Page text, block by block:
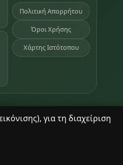
για τη διαχείριση
Πολιτική Απορρήτου
Όροι Χρήσης
Χάρτης Ιστότοπου